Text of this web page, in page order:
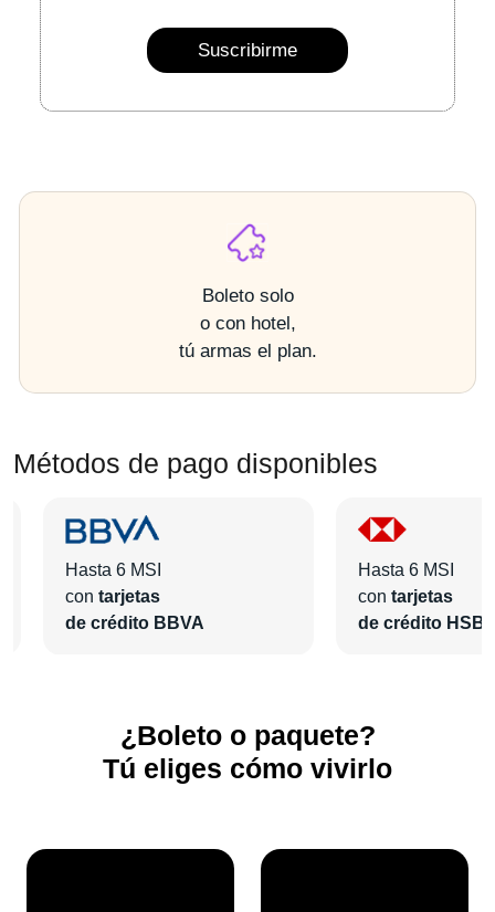
Suscribirme
Boleto solo
o con hotel,
tú armas el plan.
Métodos de pago disponibles
Hasta 6 MSI
con tarjetas
de crédito BBVA
Hasta 6 MSI
con tarjetas
de crédito
¿Boleto o paquete?
Tú eliges cómo vivirlo